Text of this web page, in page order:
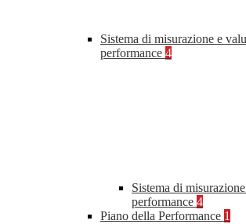
Sistema di misurazione e
performance 4
Sistema di
performance 4
Piano della Performance 1